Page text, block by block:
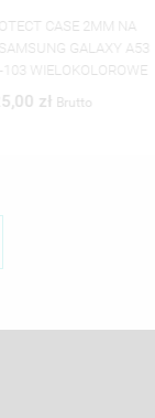
CASE 2MM NA
GALAXY A53
WIELOKOLOROWE
złBrutto